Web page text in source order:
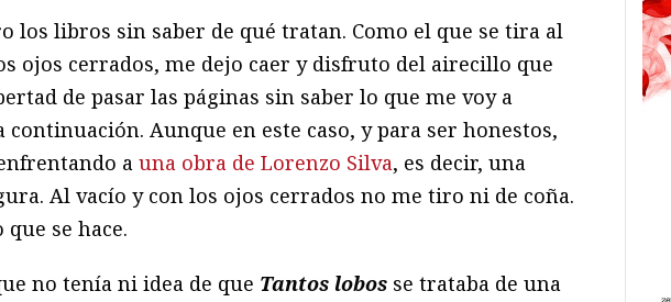
los libros sin saber de qué tratan. Como el que se tira al
ojos cerrados, me dejo caer y disfruto del airecillo que
de pasar las páginas sin saber lo que me voy a
continuación. Aunque en este caso, y para ser honestos,
a una obra de Lorenzo Silva, es decir, una
Al vacío y con los ojos cerrados no me tiro ni de coña.
que se hace.
no tenía ni idea de que Tantos lobos se trataba de una